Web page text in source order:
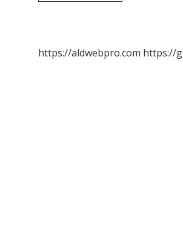
https://aldwebpro.com https://